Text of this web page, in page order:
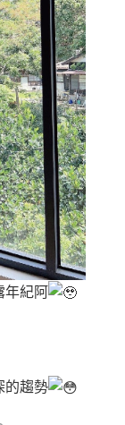
紀阿
的趨勢